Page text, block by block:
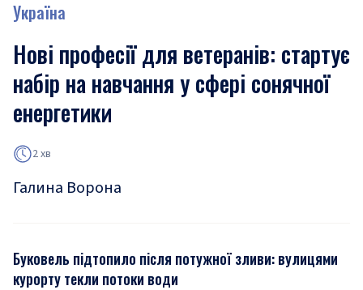
Україна
Нові професії для ветеранів: стартує
набір на навчання у сфері сонячної
енергетики
2 хв
Галина Ворона
Буковель підтопило після потужної зливи: вулицями
курорту текли потоки води